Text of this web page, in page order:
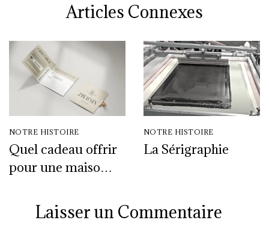
Articles Connexes
NOTRE HISTOIRE
Quel cadeau offrir
pour une maison
déménagement ou
un mariage ?
NOTRE HISTOIRE
La Sérigraphie
Laisser un Commentaire